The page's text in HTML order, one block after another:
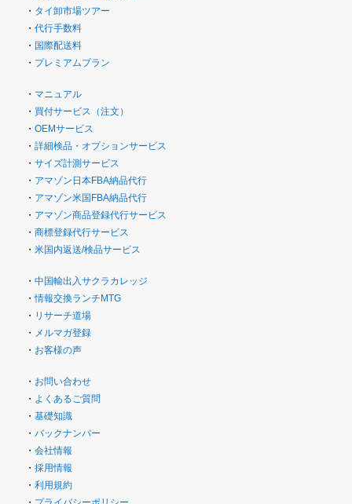
・ タイ卸市場ツアー
・ 代行手数料
・ 国際配送料
・ プレミアムプラン
・ マニュアル
・ 買付サービス（注文）
・ OEMサービス
・ 詳細検品・オプションサービス
・ サイズ計測サービス
・ アマゾン日本FBA納品代行
・ アマゾン米国FBA納品代行
・ アマゾン商品登録代行サービス
・ 商標登録代行サービス
・ 米国内返送/検品サービス
・ 中国輸出入サクラカレッジ
・情報交換ランチMTG
・ リサーチ道場
・ メルマガ登録
・ お客様の声
・ お問い合わせ
・ よくあるご質問
・ 基礎知識
・ バックナンバー
・ 会社情報
・ 採用情報
・ 利用規約